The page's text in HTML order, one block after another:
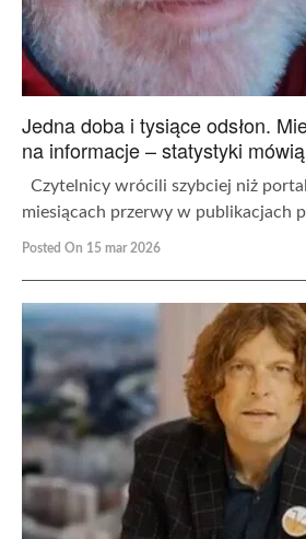
Jedna doba i tysiące odsłon.
na informacje – statystyki
Czytelnicy wrócili szybciej niż
miesiącach przerwy w publikacjach
Posted On 15 mar 2026